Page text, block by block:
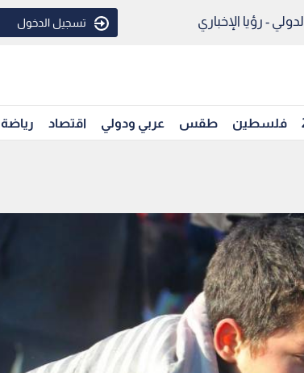
- رؤيا الإخباري تسجيل الدخول
فلسطين طقس عربي ودولي اقتصاد رياضة